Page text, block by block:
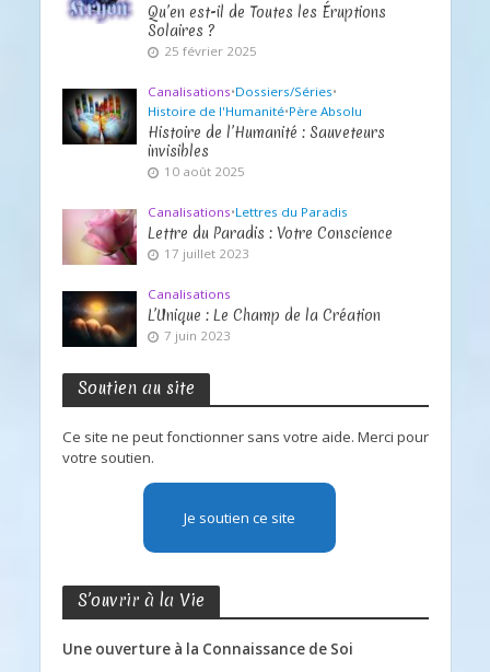
Qu’en est-il de Toutes les Éruptions
Solaires ?
25 février 2025
Canalisations•Dossiers/Séries•
Histoire de l'Humanité•Père Absolu
Histoire de l’Humanité : Sauveteurs
invisibles
10 août 2025
Canalisations•Lettres du Paradis
Lettre du Paradis : Votre Conscience
17 juillet 2023
Canalisations
L’Unique : Le Champ de la Création
7 juin 2023
Soutien au site
Ce site ne peut fonctionner sans votre aide. Merci pour
votre soutien.
Je soutien ce site
S’ouvrir à la Vie
Une ouverture à la Connaissance de Soi